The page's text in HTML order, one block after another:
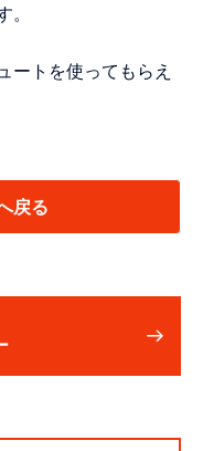
ートを使ってもらえ
戻る